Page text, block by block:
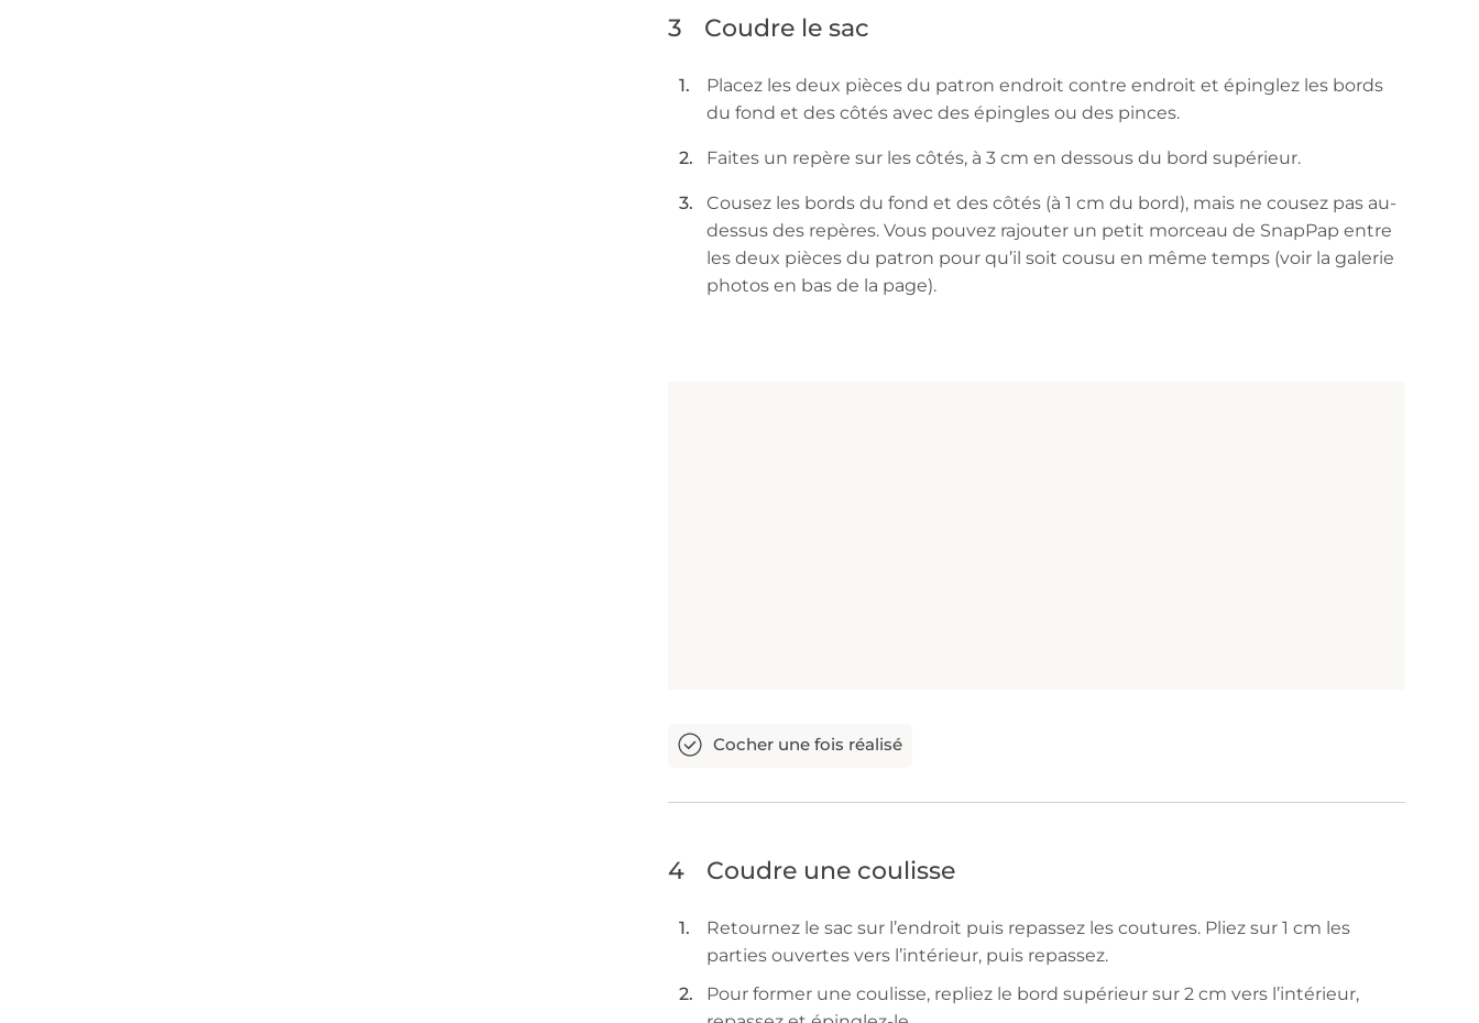
3 Coudre le sac
Placez les deux pièces du patron endroit contre endroit et épinglez les bords
du fond et des côtés avec des épingles ou des pinces.
Faites un repère sur les côtés, à 3 cm en dessous du bord supérieur.
Cousez les bords du fond et des côtés (à 1 cm du bord), mais ne cousez pas au-
dessus des repères. Vous pouvez rajouter un petit morceau de SnapPap entre
les deux pièces du patron pour qu’il soit cousu en même temps (voir la galerie
photos en bas de la page).
4 Coudre une coulisse
Retournez le sac sur l’endroit puis repassez les coutures. Pliez sur 1 cm les
parties ouvertes vers l’intérieur, puis repassez.
Pour former une coulisse, repliez le bord supérieur sur 2 cm vers l’intérieur,